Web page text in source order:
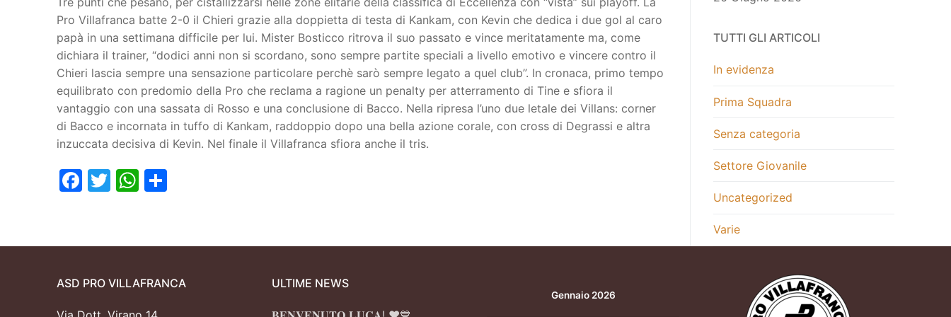
Juniores
Pro Villafranca batte 2-0 il Chieri grazie alla doppietta di testa di Kankam, con Kevin che dedica i due gol al caro
papà in una settimana difficile per lui. Mister Bosticco ritrova il suo passato e vince meritatamente ma, come
dichiara il trainer, “dodici anni non si scordano, sono sempre partite speciali a livello emotivo e vincere contro il
Chieri lascia sempre una sensazione particolare perchè sarò sempre legato a quel club”. In cronaca, primo tempo
equilibrato con predomio della Pro che reclama a ragione un penalty per atterramento di Tine e sfiora il
vantaggio con una sassata di Rosso e una conclusione di Bacco. Nella ripresa l’uno due letale dei Villans: corner
di Bacco e incornata in tuffo di Kankam, raddoppio dopo una bella azione corale, con cross di Degrassi e altra
inzuccata decisiva di Kevin. Nel finale il Villafranca sfiora anche il tris.
Facebook
TwitterWhatsApp
TUTTI GLI ARTICOLI
In evidenza
Prima Squadra
Senza categoria
Settore Giovanile
Uncategorized
Varie
ASD PRO VILLAFRANCA ULTIME NEWS
Gennaio 2026